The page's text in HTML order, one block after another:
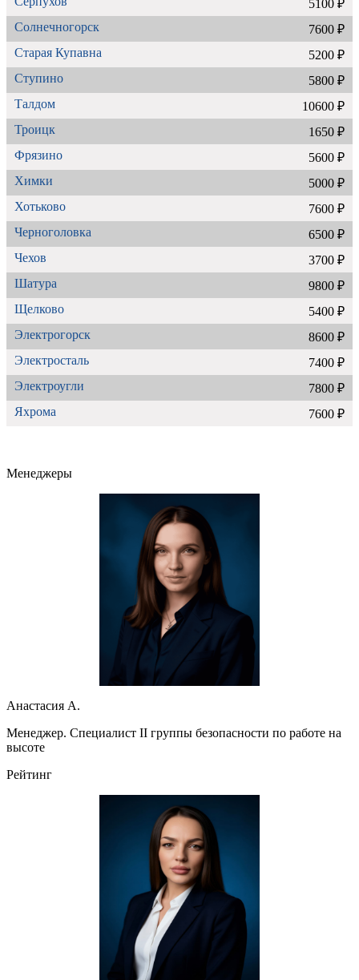
5100 ₽
Солнечногорск
7600 ₽
Старая Купавна
5200 ₽
Ступино
5800 ₽
Талдом
10600 ₽
Троицк
1650 ₽
Фрязино
5600 ₽
Химки
5000 ₽
Хотьково
7600 ₽
Черноголовка
6500 ₽
Чехов
3700 ₽
Шатура
9800 ₽
Щелково
5400 ₽
Электрогорск
8600 ₽
Электросталь
7400 ₽
Электроугли
7800 ₽
Яхрома
7600 ₽
Менеджеры
Анастасия А.
Менеджер. Специалист II группы безопасности по работе на
высоте
Рейтинг